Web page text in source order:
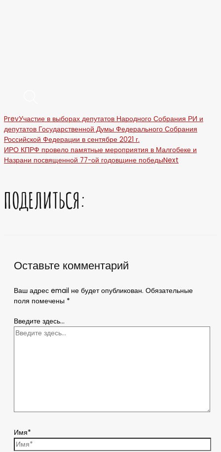
PrevУчастие в выборах депутатов Народного Собрания РИ и
депутатов Государственной Думы Федерального Собрания
Российской Федерации в сентябре 2021 г.
ИРО КПРФ провело памятные мероприятия в Малгобеке и
Назрани посвященной 77-ой годовщине победыNext
ПОДЕЛИТЬСЯ:
Оставьте комментарий
Ваш адрес email не будет опубликован. Обязательные
поля помечены *
Введите здесь...
Имя*